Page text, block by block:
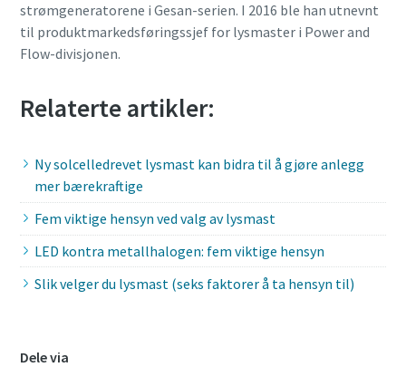
strømgeneratorene i Gesan-serien. I 2016 ble han utnevnt
til produktmarkedsføringssjef for lysmaster i Power and
Flow-divisjonen.
Relaterte artikler:
Ny solcelledrevet lysmast kan bidra til å gjøre anlegg
mer bærekraftige
Fem viktige hensyn ved valg av lysmast
LED kontra metallhalogen: fem viktige hensyn
Slik velger du lysmast (seks faktorer å ta hensyn til)
Dele via